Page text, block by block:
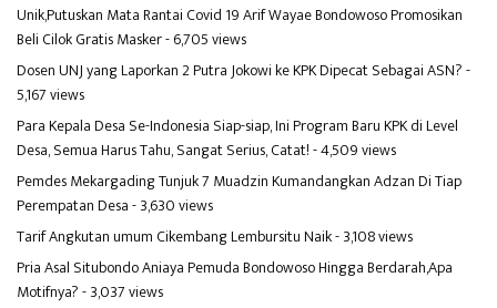
Unik,Putuskan Mata Rantai Covid 19 Arif Wayae Bondowoso Promosikan
Beli Cilok Gratis Masker- 6,705 views
Dosen UNJ yang Laporkan 2 Putra Jokowi ke KPK Dipecat Sebagai ASN?-
5,167 views
Para Kepala Desa Se-Indonesia Siap-siap, Ini Program Baru KPK di Level
Desa, Semua Harus Tahu, Sangat Serius, Catat!- 4,509 views
Pemdes Mekargading Tunjuk 7 Muadzin Kumandangkan Adzan Di Tiap
Perempatan Desa- 3,630 views
Tarif Angkutan umum Cikembang Lembursitu Naik- 3,108 views
Pria Asal Situbondo Aniaya Pemuda Bondowoso Hingga Berdarah,Apa
Motifnya?- 3,037 views